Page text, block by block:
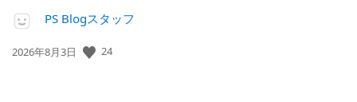
PS Blogスタッフ
公
2026年8月3日 24